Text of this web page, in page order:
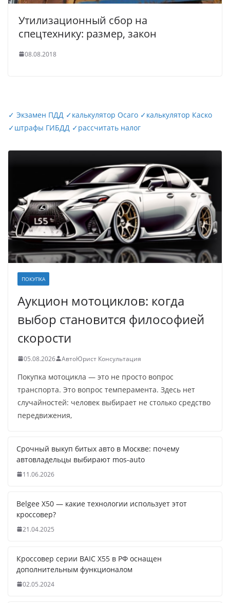
Утилизационный сбор на
спецтехнику: размер, закон
08.08.2018
✓ Экзамен ПДД ✓калькулятор Осаго ✓калькулятор Каско
✓штрафы ГИБДД ✓рассчитать налог
ПОКУПКА
Аукцион мотоциклов: когда
выбор становится философией
скорости
05.08.2026 АвтоЮрист Консультация
Покупка мотоцикла — это не просто вопрос
транспорта. Это вопрос темперамента. Здесь нет
случайностей: человек выбирает не столько средство
передвижения,
Срочный выкуп битых авто в Москве: почему
автовладельцы выбирают mos-auto
11.06.2026
Belgee X50 — какие технологии использует этот
кроссовер?
21.04.2025
Кроссовер серии BAIC X55 в РФ оснащен
дополнительным функционалом
02.05.2024